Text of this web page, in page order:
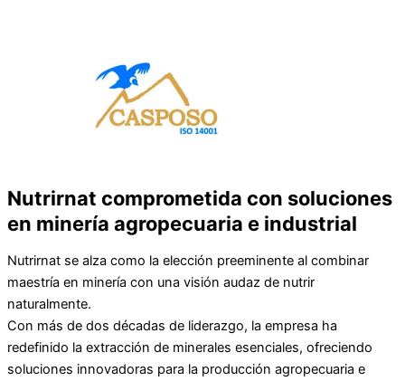
Nutrirnat comprometida con soluciones
en minería agropecuaria e industrial
Nutrirnat se alza como la elección preeminente al combinar
maestría en minería con una visión audaz de nutrir
naturalmente.
Con más de dos décadas de liderazgo, la empresa ha
redefinido la extracción de minerales esenciales, ofreciendo
soluciones innovadoras para la producción agropecuaria e